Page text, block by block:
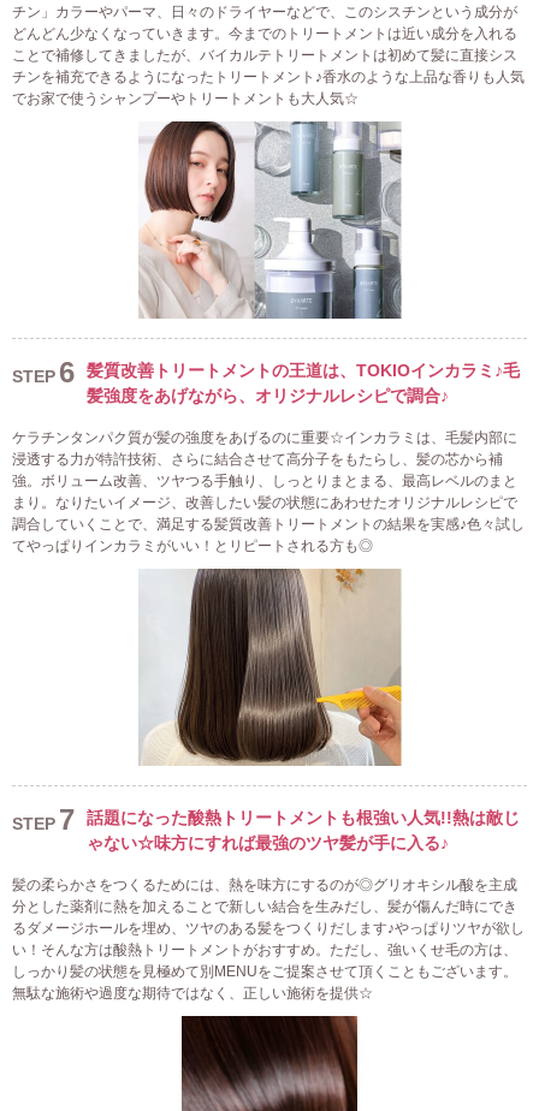
チン」カラーやパーマ、日々のドライヤーなどで、このシスチンという成分が
どんどん少なくなっていきます。今までのトリートメントは近い成分を入れる
ことで補修してきましたが、バイカルテトリートメントは初めて髪に直接シス
チンを補充できるようになったトリートメント♪香水のような上品な香りも人気
でお家で使うシャンプーやトリートメントも大人気☆
STEP 6
髪質改善トリートメントの王道は、TOKIOインカラミ♪毛
髪強度をあげながら、オリジナルレシピで調合♪
ケラチンタンパク質が髪の強度をあげるのに重要☆インカラミは、毛髪内部に
浸透する力が特許技術、さらに結合させて高分子をもたらし、髪の芯から補
強。ボリューム改善、ツヤつる手触り、しっとりまとまる、最高レベルのまと
まり。なりたいイメージ、改善したい髪の状態にあわせたオリジナルレシピで
調合していくことで、満足する髪質改善トリートメントの結果を実感♪色々試し
てやっぱりインカラミがいい！とリピートされる方も◎
STEP 7
話題になった酸熱トリートメントも根強い人気!!熱は敵じ
ゃない☆味方にすれば最強のツヤ髪が手に入る♪
髪の柔らかさをつくるためには、熱を味方にするのが◎グリオキシル酸を主成
分とした薬剤に熱を加えることで新しい結合を生みだし、髪が傷んだ時にでき
るダメージホールを埋め、ツヤのある髪をつくりだします♪やっぱりツヤが欲し
い！そんな方は酸熱トリートメントがおすすめ。ただし、強いくせ毛の方は、
しっかり髪の状態を見極めて別MENUをご提案させて頂くこともございます。
無駄な施術や過度な期待ではなく、正しい施術を提供☆